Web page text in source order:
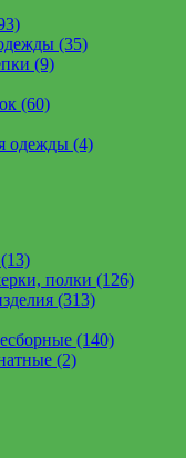
(35)
(9)
(60)
одежды (4)
полки (126)
(313)
(140)
(2)